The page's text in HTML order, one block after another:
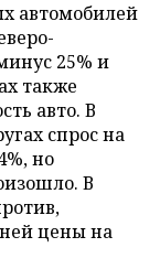
автомобилей
25% и
также
авто. В
спрос на
но
В
цены на